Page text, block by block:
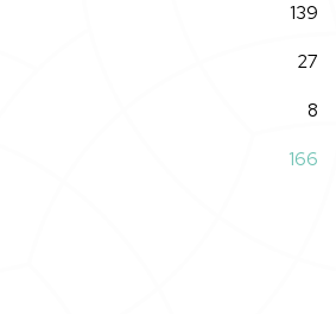
139
27
8
166